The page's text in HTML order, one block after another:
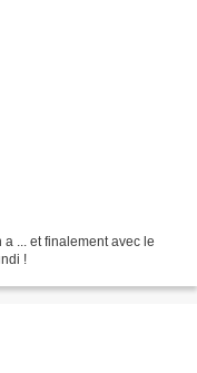
... et finalement avec le
!